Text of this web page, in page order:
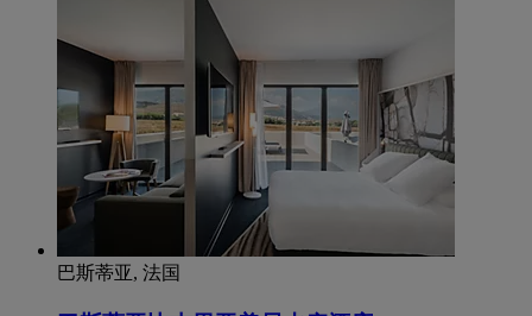
巴斯蒂亚, 法国